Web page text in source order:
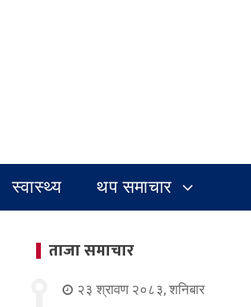
स्वास्थ्य थप समाचार
ताजा समाचार
२३ श्रावण २०८३, शनिबार